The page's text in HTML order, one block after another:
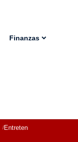
Finanzas
Entretenimiento